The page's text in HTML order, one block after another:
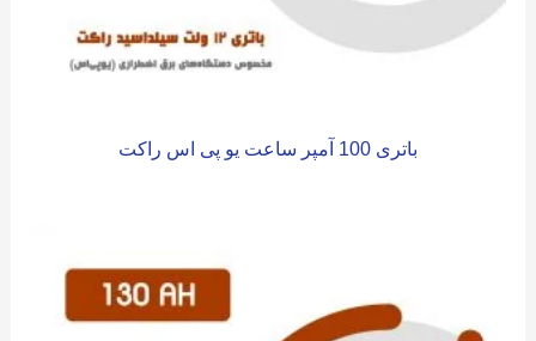
باتری 100 آمپر ساعت یو پی اس راکت